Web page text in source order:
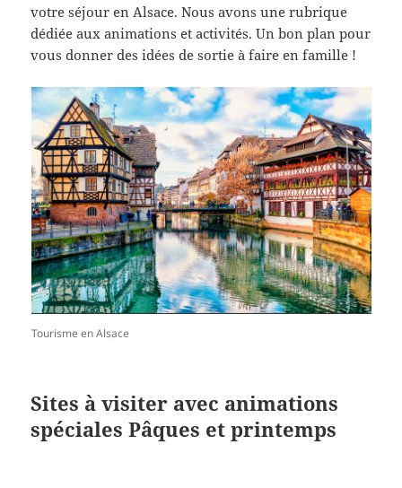
votre séjour en Alsace. Nous avons une rubrique
dédiée aux animations et activités. Un bon plan pour
vous donner des idées de sortie à faire en famille !
Tourisme en Alsace
Sites à visiter avec animations
spéciales Pâques et printemps